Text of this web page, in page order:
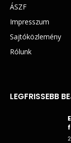
ÁSZF
Impresszum
Sajtóközlemény
Rólunk
LEGFRISSEBB